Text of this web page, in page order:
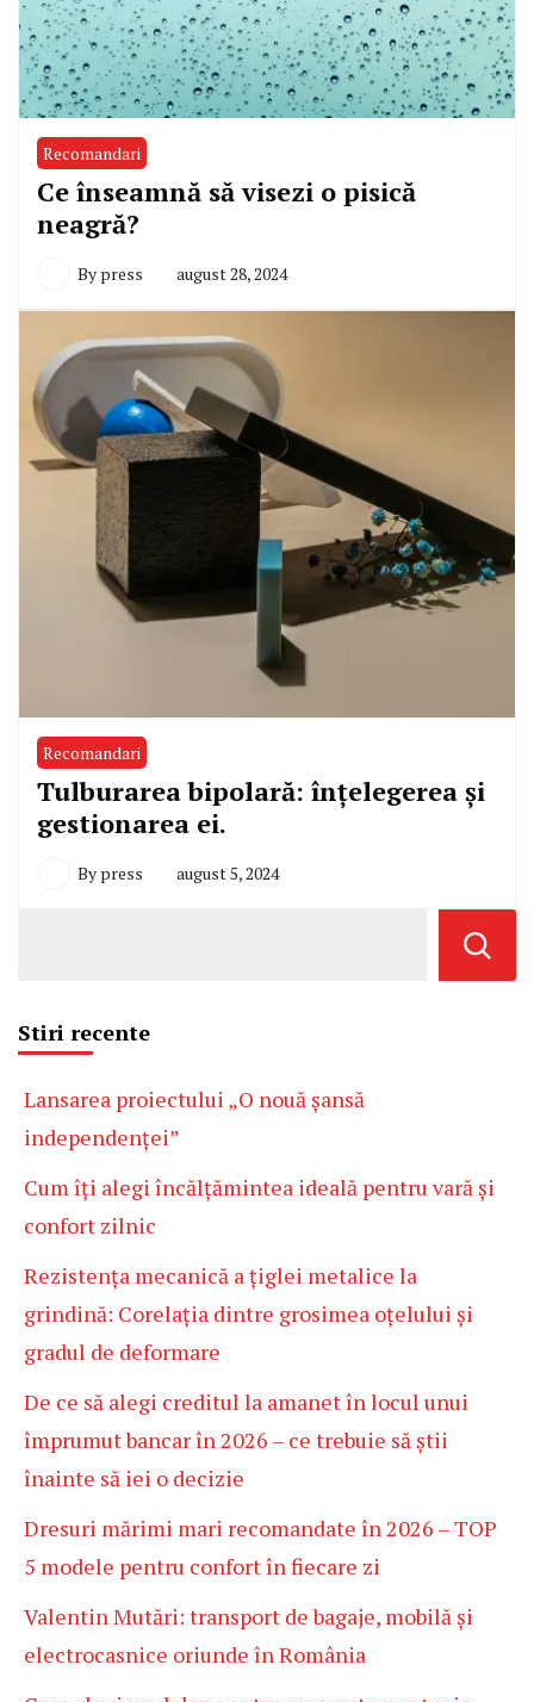
Recomandari
Ce înseamnă să visezi o pisică
neagră?
By press august 28, 2024
Recomandari
Tulburarea bipolară: înțelegerea și
gestionarea ei.
By press august 5, 2024
Stiri recente
Lansarea proiectului „O nouă șansă
independenței”
Cum îți alegi încălțămintea ideală pentru vară și
confort zilnic
Rezistența mecanică a țiglei metalice la
grindină: Corelația dintre grosimea oțelului și
gradul de deformare
De ce să alegi creditul la amanet în locul unui
împrumut bancar în 2026 – ce trebuie să știi
înainte să iei o decizie
Dresuri mărimi mari recomandate în 2026 – TOP
5 modele pentru confort în fiecare zi
Valentin Mutări: transport de bagaje, mobilă și
electrocasnice oriunde în România